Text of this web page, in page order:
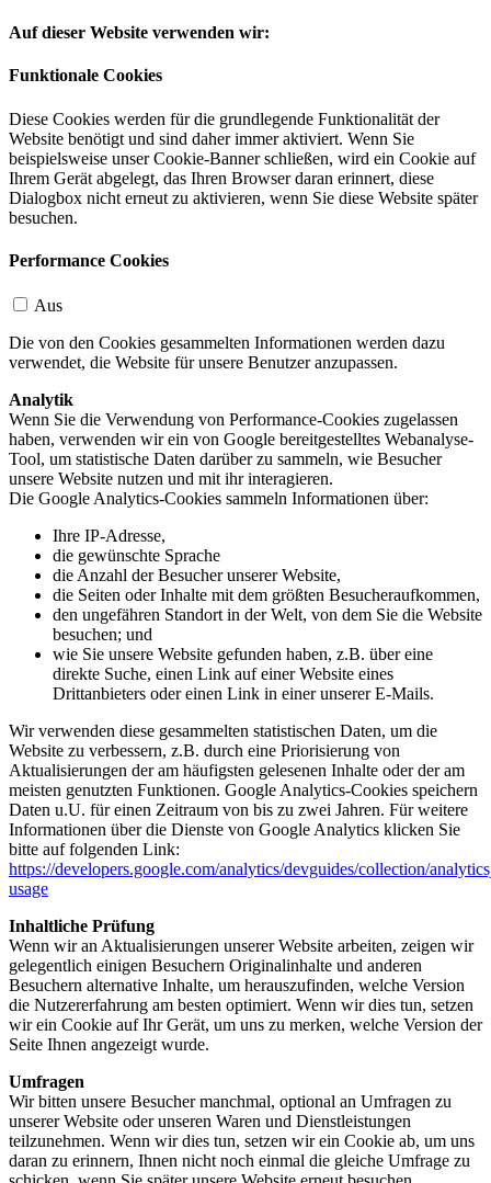
Auf dieser Website verwenden wir:
Funktionale Cookies
Diese Cookies werden für die grundlegende Funktionalität der
Website benötigt und sind daher immer aktiviert. Wenn Sie
beispielsweise unser Cookie-Banner schließen, wird ein Cookie auf
Ihrem Gerät abgelegt, das Ihren Browser daran erinnert, diese
Dialogbox nicht erneut zu aktivieren, wenn Sie diese Website später
besuchen.
Performance Cookies
Aus
Die von den Cookies gesammelten Informationen werden dazu
verwendet, die Website für unsere Benutzer anzupassen.
Analytik
Wenn Sie die Verwendung von Performance-Cookies zugelassen
haben, verwenden wir ein von Google bereitgestelltes Webanalyse-
Tool, um statistische Daten darüber zu sammeln, wie Besucher
unsere Website nutzen und mit ihr interagieren.
Die Google Analytics-Cookies sammeln Informationen über:
Ihre IP-Adresse,
die gewünschte Sprache
die Anzahl der Besucher unserer Website,
die Seiten oder Inhalte mit dem größten Besucheraufkommen,
den ungefähren Standort in der Welt, von dem Sie die Website
besuchen; und
wie Sie unsere Website gefunden haben, z.B. über eine
direkte Suche, einen Link auf einer Website eines
Drittanbieters oder einen Link in einer unserer E-Mails.
Wir verwenden diese gesammelten statistischen Daten, um die
Website zu verbessern, z.B. durch eine Priorisierung von
Aktualisierungen der am häufigsten gelesenen Inhalte oder der am
meisten genutzten Funktionen. Google Analytics-Cookies speichern
Daten u.U. für einen Zeitraum von bis zu zwei Jahren. Für weitere
Informationen über die Dienste von Google Analytics klicken Sie
bitte auf folgenden Link:
https://developers.google.com/analytics/devguides/collection/
usage
Inhaltliche Prüfung
Wenn wir an Aktualisierungen unserer Website arbeiten, zeigen wir
gelegentlich einigen Besuchern Originalinhalte und anderen
Besuchern alternative Inhalte, um herauszufinden, welche Version
die Nutzererfahrung am besten optimiert. Wenn wir dies tun, setzen
wir ein Cookie auf Ihr Gerät, um uns zu merken, welche Version der
Seite Ihnen angezeigt wurde.
Umfragen
Wir bitten unsere Besucher manchmal, optional an Umfragen zu
unserer Website oder unseren Waren und Dienstleistungen
teilzunehmen. Wenn wir dies tun, setzen wir ein Cookie ab, um uns
daran zu erinnern, Ihnen nicht noch einmal die gleiche Umfrage zu